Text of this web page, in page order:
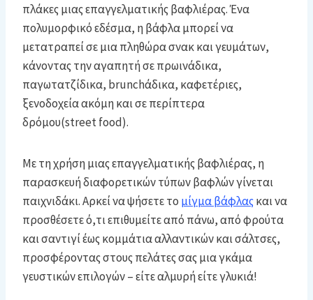
πλάκες μιας επαγγελματικής βαφλιέρας. Ένα
πολυμορφικό εδέσμα, η βάφλα μπορεί να
μετατραπεί σε μια πληθώρα σνακ και γευμάτων,
κάνοντας την αγαπητή σε πρωινάδικα,
παγωτατζίδικα, brunchάδικα, καφετέριες,
ξενοδοχεία ακόμη και σε περίπτερα
δρόμου(street food).
Με τη χρήση μιας επαγγελματικής βαφλιέρας, η
παρασκευή διαφορετικών τύπων βαφλών γίνεται
παιχνιδάκι. Αρκεί να ψήσετε το μίγμα βάφλαςκαι να
προσθέσετε ό,τι επιθυμείτε από πάνω, από φρούτα
και σαντιγί έως κομμάτια αλλαντικών και σάλτσες,
προσφέροντας στους πελάτες σας μια γκάμα
γευστικών επιλογών – είτε αλμυρή είτε γλυκιά!